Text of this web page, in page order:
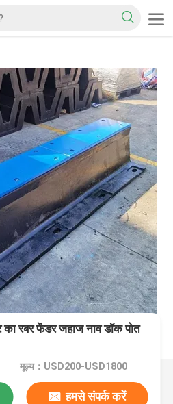
का रबर फेंडर जहाज नाव डॉक पोत
मूल्य：USD200-USD1800
हमसे संपर्क करें